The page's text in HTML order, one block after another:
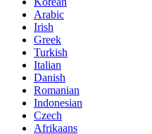
Arabic
Irish
Greek
Turkish
Italian
Danish
Romanian
Indonesian
Czech
Afrikaans